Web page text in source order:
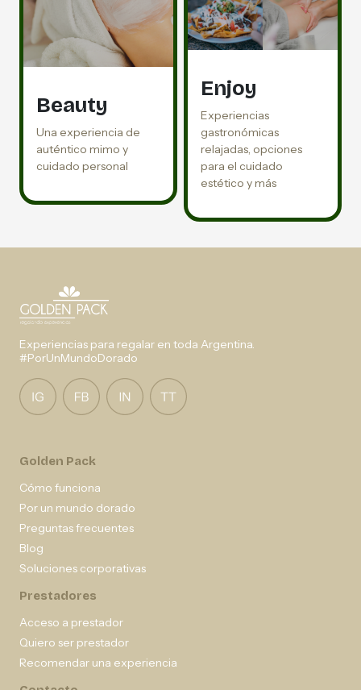
Beauty
Una experiencia de
auténtico mimo y
cuidado personal
Enjoy
Experiencias
gastronómicas
relajadas, opciones
para el cuidado
estético y más
Experiencias para regalar en toda Argentina.
#PorUnMundoDorado
Golden Pack
Cómo funciona
Por un mundo dorado
Preguntas frecuentes
Blog
Soluciones corporativas
Prestadores
Acceso a prestador
Quiero ser prestador
Recomendar una experiencia